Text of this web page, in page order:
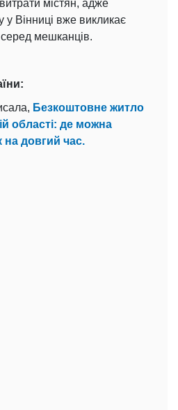
містян, адже
у Вінниці вже викликає
мешканців.
Безкоштовне житло
області: де можна
на довгий час.